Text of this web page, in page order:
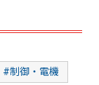
#制御・電機